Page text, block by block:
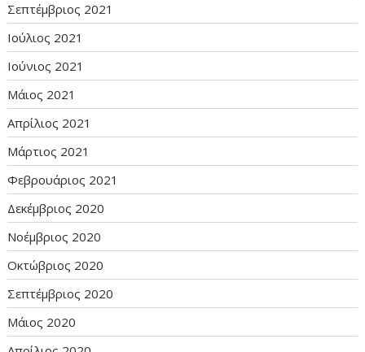
Σεπτέμβριος 2021
Ιούλιος 2021
Ιούνιος 2021
Μάιος 2021
Απρίλιος 2021
Μάρτιος 2021
Φεβρουάριος 2021
Δεκέμβριος 2020
Νοέμβριος 2020
Οκτώβριος 2020
Σεπτέμβριος 2020
Μάιος 2020